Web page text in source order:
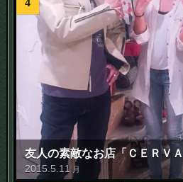
4
友人の素敵なお店「ＣＥＲＶ
2015 5 11 月